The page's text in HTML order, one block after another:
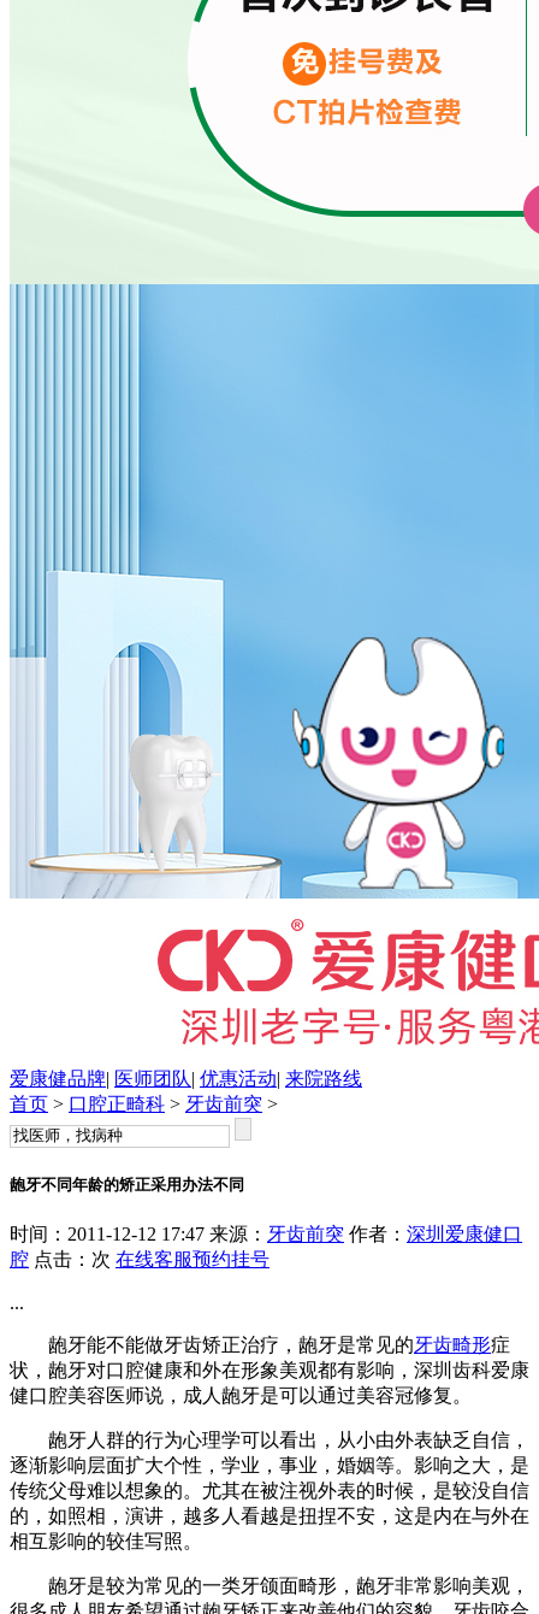
爱康健品牌| 医师团队| 优惠活动| 来院路线
首页 > 口腔正畸科 > 牙齿前突 >
龅牙不同年龄的矫正采用办法不同
时间：2011-12-12 17:47 来源： 牙齿前突 作者： 深圳爱康健口
腔 点击： 次 在线客服预约挂号
...
龅牙能不能做牙齿矫正治疗，龅牙是常见的牙齿畸形症
状，龅牙对口腔健康和外在形象美观都有影响，深圳齿科爱康
健口腔美容医师说，成人龅牙是可以通过美容冠修复。
龅牙人群的行为心理学可以看出，从小由外表缺乏自信，
逐渐影响层面扩大个性，学业，事业，婚姻等。影响之大，是
传统父母难以想象的。尤其在被注视外表的时候，是较没自信
的，如照相，演讲，越多人看越是扭捏不安，这是内在与外在
相互影响的较佳写照。
龅牙是较为常见的一类牙颌面畸形，龅牙非常影响美观，